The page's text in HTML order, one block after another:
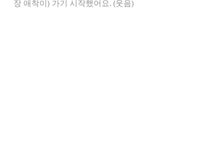
장 애착이) 가기 시작했어요. (웃음)